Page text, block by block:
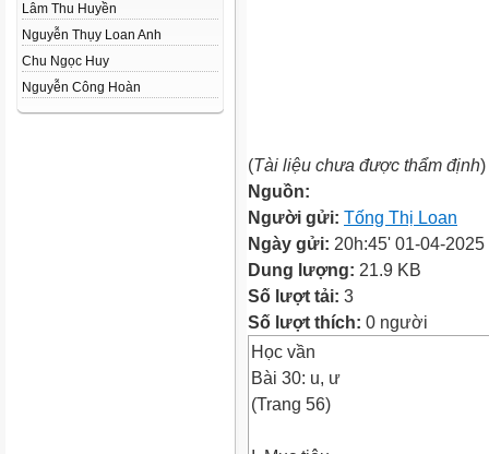
Lâm Thu Huyền
Nguyễn Thụy Loan Anh
Chu Ngọc Huy
Nguyễn Công Hoàn
(Tài liệu chưa được thẩm định)
Nguồn:
Người gửi: Tống Thị Loan
Ngày gửi: 20h:45' 01-04-2025
Dung lượng: 21.9 KB
Số lượt tải: 3
Số lượt thích: 0 người
Học vần
Bài 30: u, ư
(Trang 56)